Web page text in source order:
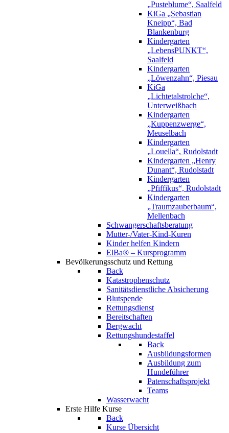
„Pusteblume“, Saalfeld
KiGa „Sebastian
Kneipp“, Bad
Blankenburg
Kindergarten
„LebensPUNKT“,
Saalfeld
Kindergarten
„Löwenzahn“, Piesau
KiGa
„Lichtetalstrolche“,
Unterweißbach
Kindergarten
„Kuppenzwerge“,
Meuselbach
Kindergarten
„Louella“, Rudolstadt
Kindergarten „Henry
Dunant“, Rudolstadt
Kindergarten
„Pfiffikus“, Rudolstadt
Kindergarten
„Traumzauberbaum“,
Mellenbach
Schwangerschaftsberatung
Mutter-/Vater-Kind-Kuren
Kinder helfen Kindern
ElBa® – Kursprogramm
Bevölkerungsschutz und Rettung
Back
Katastrophenschutz
Sanitätsdienstliche Absicherung
Blutspende
Rettungsdienst
Bereitschaften
Bergwacht
Rettungshundestaffel
Back
Ausbildungsformen
Ausbildung zum
Hundeführer
Patenschaftsprojekt
Teams
Wasserwacht
Erste Hilfe Kurse
Back
Kurse Übersicht